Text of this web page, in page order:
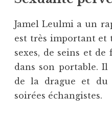
Jamel Leulmi a un
est très important et
sexes, de seins et de
dans son portable.
de la drague et du
soirées échangistes.